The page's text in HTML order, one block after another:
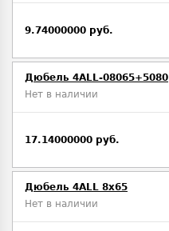
9.74000000 руб.
Дюбель 4ALL-08065+5080
Нет в наличии
17.14000000 руб.
Дюбель 4ALL 8x65
Нет в наличии